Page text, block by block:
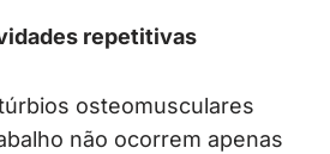
repetitivas
osteomusculares
não ocorrem apenas